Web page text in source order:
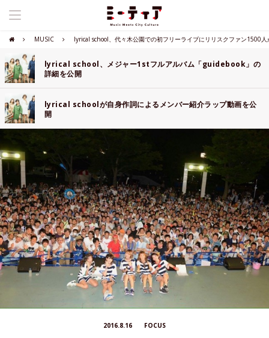
MUSIC lyrical school、代々木公園での初フリーライブにリリスクファン1500人
lyrical school、メジャー1stフルアルバム「guidebook」の
詳細を公開
lyrical schoolが自身作詞によるメンバー紹介ラップ動画を公
開
2016.8.16 FOCUS